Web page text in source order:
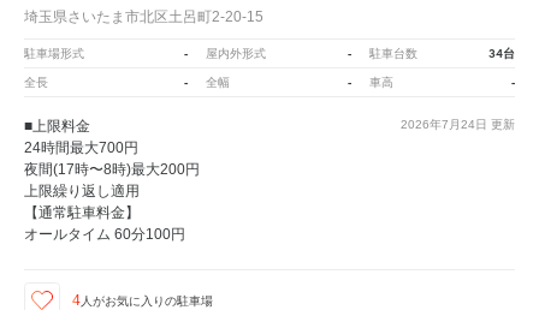
埼玉県さいたま市北区土呂町2-20-15
駐車場形式 - 屋内外形式 - 駐車台数 34台
全長 - 全幅 - 車高 -
2026年7月24日 更新
■上限料金
24時間最大700円
夜間(17時〜8時)最大200円
上限繰り返し適用
【通常駐車料金】
オールタイム 60分100円
4 人がお気に入りの駐車場